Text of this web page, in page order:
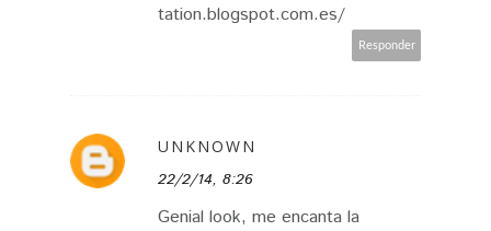
tation.blogspot.com.es/
Responder
UNKNOWN
22/2/14, 8:26
Genial look, me encanta la